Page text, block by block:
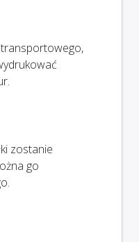
transportowego,
zostanie
go